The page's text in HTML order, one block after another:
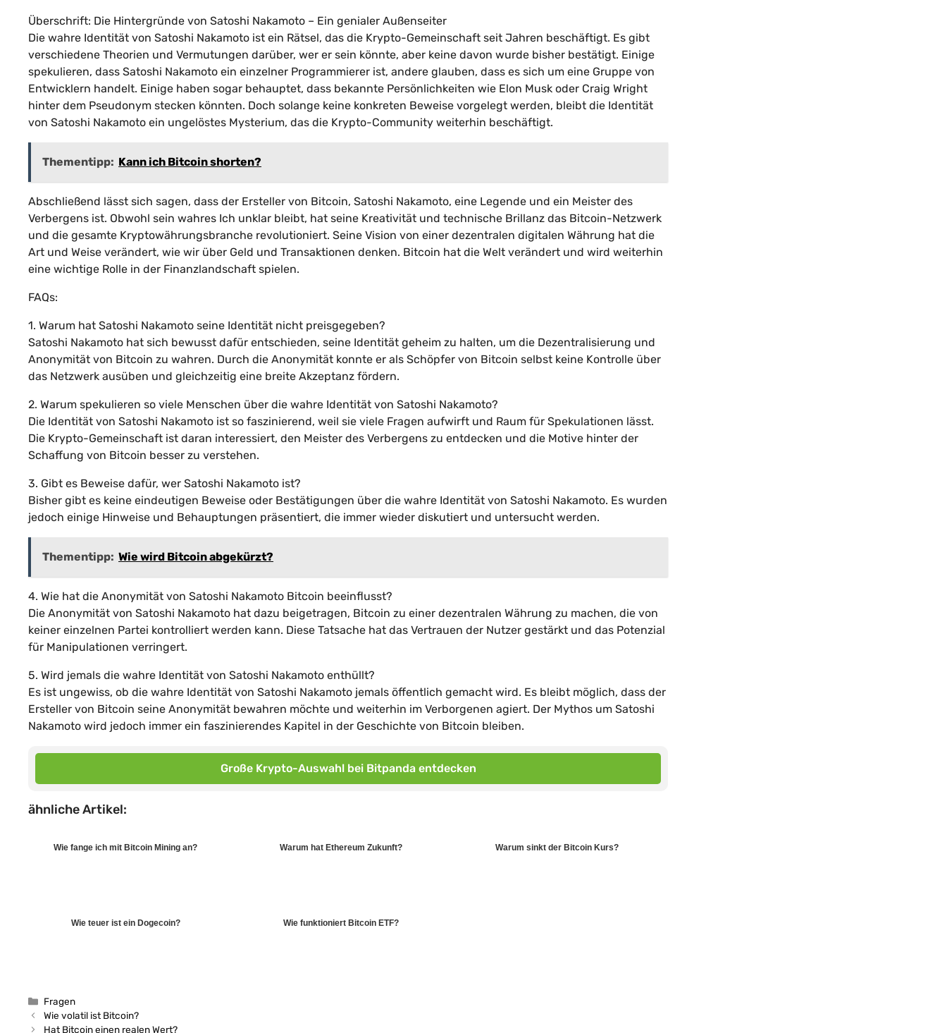
Überschrift: Die Hintergründe von Satoshi Nakamoto – Ein genialer Außenseiter
Die wahre Identität von Satoshi Nakamoto ist ein Rätsel, das die Krypto-Gemeinschaft seit Jahren beschäftigt. Es gibt
verschiedene Theorien und Vermutungen darüber, wer er sein könnte, aber keine davon wurde bisher bestätigt. Einige
spekulieren, dass Satoshi Nakamoto ein einzelner Programmierer ist, andere glauben, dass es sich um eine Gruppe von
Entwicklern handelt. Einige haben sogar behauptet, dass bekannte Persönlichkeiten wie Elon Musk oder Craig Wright
hinter dem Pseudonym stecken könnten. Doch solange keine konkreten Beweise vorgelegt werden, bleibt die Identität
von Satoshi Nakamoto ein ungelöstes Mysterium, das die Krypto-Community weiterhin beschäftigt.
Thementipp: Kann ich Bitcoin shorten?
Abschließend lässt sich sagen, dass der Ersteller von Bitcoin, Satoshi Nakamoto, eine Legende und ein Meister des
Verbergens ist. Obwohl sein wahres Ich unklar bleibt, hat seine Kreativität und technische Brillanz das Bitcoin-Netzwerk
und die gesamte Kryptowährungsbranche revolutioniert. Seine Vision von einer dezentralen digitalen Währung hat die
Art und Weise verändert, wie wir über Geld und Transaktionen denken. Bitcoin hat die Welt verändert und wird weiterhin
eine wichtige Rolle in der Finanzlandschaft spielen.
FAQs:
1. Warum hat Satoshi Nakamoto seine Identität nicht preisgegeben?
Satoshi Nakamoto hat sich bewusst dafür entschieden, seine Identität geheim zu halten, um die Dezentralisierung und
Anonymität von Bitcoin zu wahren. Durch die Anonymität konnte er als Schöpfer von Bitcoin selbst keine Kontrolle über
das Netzwerk ausüben und gleichzeitig eine breite Akzeptanz fördern.
2. Warum spekulieren so viele Menschen über die wahre Identität von Satoshi Nakamoto?
Die Identität von Satoshi Nakamoto ist so faszinierend, weil sie viele Fragen aufwirft und Raum für Spekulationen lässt.
Die Krypto-Gemeinschaft ist daran interessiert, den Meister des Verbergens zu entdecken und die Motive hinter der
Schaffung von Bitcoin besser zu verstehen.
3. Gibt es Beweise dafür, wer Satoshi Nakamoto ist?
Bisher gibt es keine eindeutigen Beweise oder Bestätigungen über die wahre Identität von Satoshi Nakamoto. Es wurden
jedoch einige Hinweise und Behauptungen präsentiert, die immer wieder diskutiert und untersucht werden.
Thementipp: Wie wird Bitcoin abgekürzt?
4. Wie hat die Anonymität von Satoshi Nakamoto Bitcoin beeinflusst?
Die Anonymität von Satoshi Nakamoto hat dazu beigetragen, Bitcoin zu einer dezentralen Währung zu machen, die von
keiner einzelnen Partei kontrolliert werden kann. Diese Tatsache hat das Vertrauen der Nutzer gestärkt und das Potenzial
für Manipulationen verringert.
5. Wird jemals die wahre Identität von Satoshi Nakamoto enthüllt?
Es ist ungewiss, ob die wahre Identität von Satoshi Nakamoto jemals öffentlich gemacht wird. Es bleibt möglich, dass der
Ersteller von Bitcoin seine Anonymität bewahren möchte und weiterhin im Verborgenen agiert. Der Mythos um Satoshi
Nakamoto wird jedoch immer ein faszinierendes Kapitel in der Geschichte von Bitcoin bleiben.
Große Krypto-Auswahl bei Bitpanda entdecken
ähnliche Artikel:
Wie fange ich mit Bitcoin Mining an? Warum hat Ethereum Zukunft? Warum sinkt der Bitcoin Kurs?
Wie teuer ist ein Dogecoin? Wie funktioniert Bitcoin ETF?
Kategorien
Fragen
Wie volatil ist Bitcoin?
Hat Bitcoin einen realen Wert?